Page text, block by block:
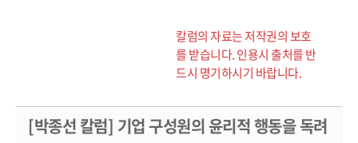
칼럼의 자료는 저작권의 보호
를 받습니다. 인용시 출처를 반
드시 명기하시기 바랍니다.
[박종선 칼럼] 기업 구성원의 윤리적 행동을 독려